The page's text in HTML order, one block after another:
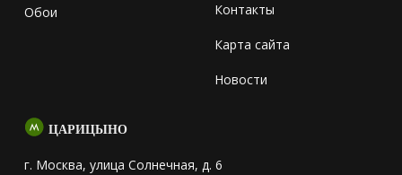
Обои Контакты
Карта сайта
Новости
ЦАРИЦЫНО
г. Москва, улица Солнечная, д. 6